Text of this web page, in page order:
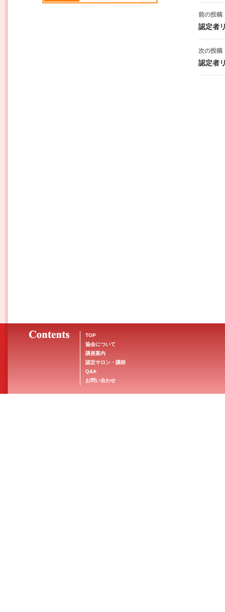
投稿
前の投稿
認定者
次の投稿
認定者
TOP
協会について
講座案内
認定サロン・講師
Q&A
お問い合わせ